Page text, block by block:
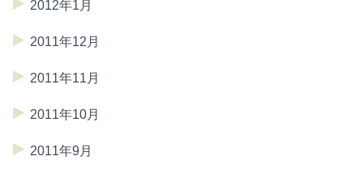
2012年1月
2011年12月
2011年11月
2011年10月
2011年9月